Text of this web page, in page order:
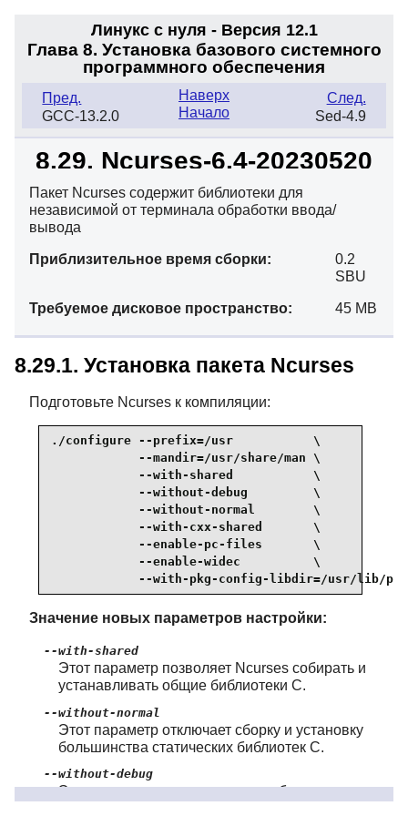
Линукс с нуля - Версия 12.1
Глава 8. Установка базового системного
программного обеспечения
Пред.
GCC-13.2.0
След.
Sed-4.9
Наверх
Начало
8.29. Ncurses-6.4-20230520
Пакет Ncurses содержит библиотеки для
независимой от терминала обработки ввода/
вывода
Приблизительное время сборки:
0.2
SBU
Требуемое дисковое пространство: 45 MB
8.29.1. Установка пакета Ncurses
Подготовьте Ncurses к компиляции:
./configure --prefix=/usr           \
            --mandir=/usr/share/man \
            --with-shared           \
            --without-debug         \
            --without-normal        \
            --with-cxx-shared       \
            --enable-pc-files       \
            --enable-widec          \
--with-pkg-config-libdir=/usr/lib/
Значение новых параметров настройки:
--with-shared
Этот параметр позволяет Ncurses собирать и
устанавливать общие библиотеки C.
--without-normal
Этот параметр отключает сборку и установку
большинства статических библиотек C.
--without-debug
Этот параметр предотвращает сборку и